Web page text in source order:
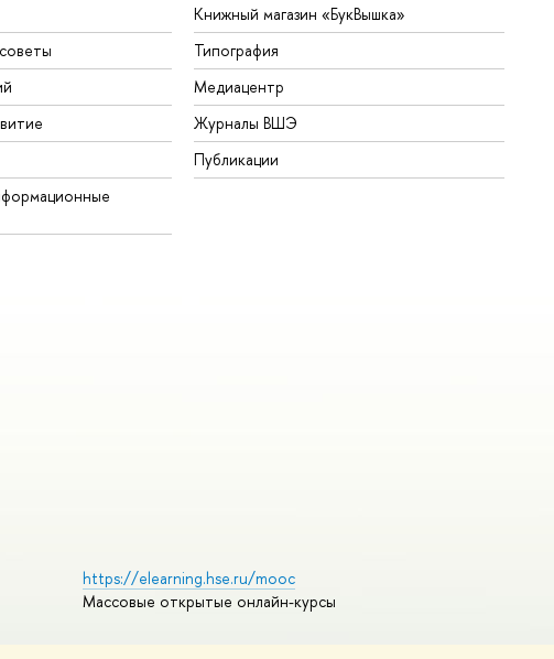
Книжный магазин «БукВышка»
Типография
Медиацентр
Журналы ВШЭ
Публикации
https://elearning.hse.ru/mooc
Массовые открытые онлайн-курсы